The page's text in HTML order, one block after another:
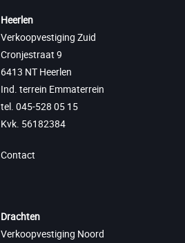
Heerlen
Verkoopvestiging Zuid
Cronjestraat 9
6413 NT Heerlen
Ind. terrein Emmaterrein
tel. 045-528 05 15
Kvk. 56182384
Contact
Drachten
Verkoopvestiging Noord